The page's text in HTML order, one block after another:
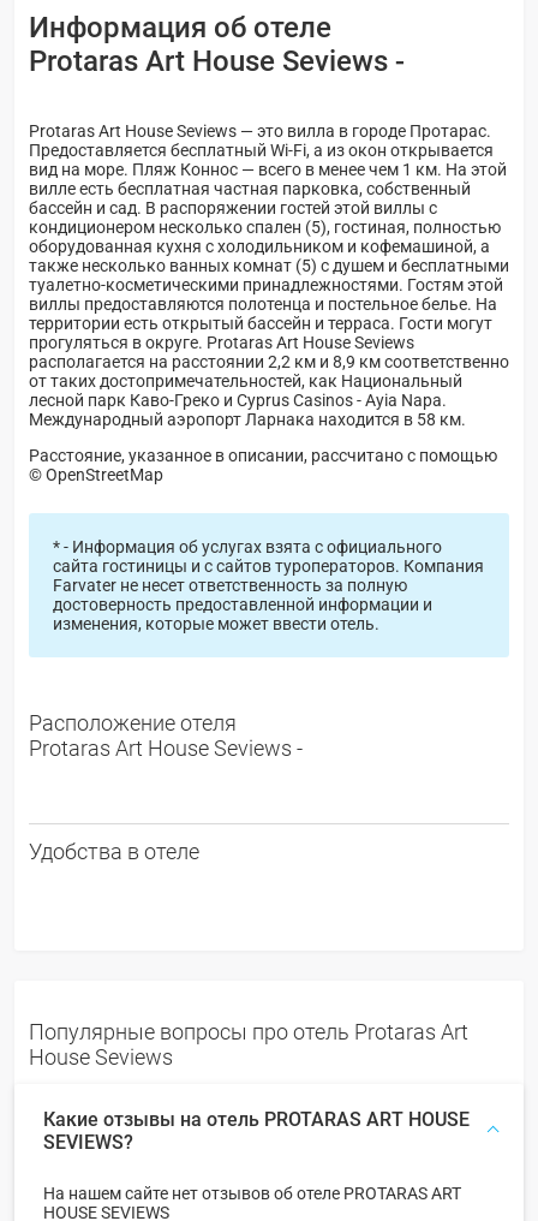
Информация об отеле
Protaras Art House Seviews -
Protaras Art House Seviews — это вилла в городе Протарас.
Предоставляется бесплатный Wi-Fi, а из окон открывается
вид на море. Пляж Коннос — всего в менее чем 1 км. На этой
вилле есть бесплатная частная парковка, собственный
бассейн и сад. В распоряжении гостей этой виллы с
кондиционером несколько спален (5), гостиная, полностью
оборудованная кухня с холодильником и кофемашиной, а
также несколько ванных комнат (5) с душем и бесплатными
туалетно-косметическими принадлежностями. Гостям этой
виллы предоставляются полотенца и постельное белье. На
территории есть открытый бассейн и терраса. Гости могут
прогуляться в округе. Protaras Art House Seviews
располагается на расстоянии 2,2 км и 8,9 км соответственно
от таких достопримечательностей, как Национальный
лесной парк Каво-Греко и Cyprus Casinos - Ayia Napa.
Международный аэропорт Ларнака находится в 58 км.
Расстояние, указанное в описании, рассчитано с помощью
© OpenStreetMap
* - Информация об услугах взята с официального
сайта гостиницы и с сайтов туроператоров. Компания
Farvater не несет ответственность за полную
достоверность предоставленной информации и
изменения, которые может ввести отель.
Расположение отеля
Protaras Art House Seviews -
Удобства в отеле
Популярные вопросы про отель Protaras Art
House Seviews
Какие отзывы на отель PROTARAS ART HOUSE
SEVIEWS?
На нашем сайте нет отзывов об отеле PROTARAS ART
HOUSE SEVIEWS